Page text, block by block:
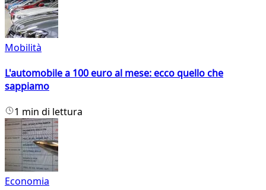
Mobilità
L'automobile a 100 euro al mese: ecco quello che
sappiamo
1 min di lettura
Economia